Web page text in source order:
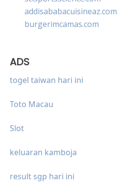
addisababacuisineaz.com
burgerimcamas.com
ADS
togel taiwan hari ini
Toto Macau
Slot
keluaran kamboja
result sgp hari ini